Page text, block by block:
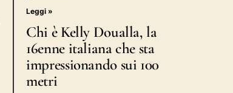
Leggi »
Chi è Kelly Doualla, la
16enne italiana che sta
impressionando sui 100
metri